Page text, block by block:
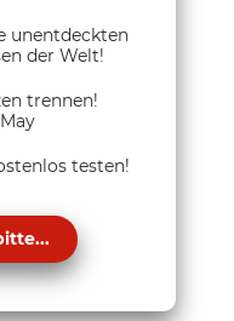
unentdeckten
der Welt!
trennen!
testen!